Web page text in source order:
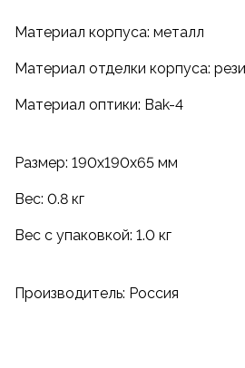
Материал корпуса: металл
Материал отделки корпуса:
Материал оптики: Bak-4
Размер: 190x190x65 мм
Вес: 0.8 кг
Вес с упаковкой: 1.0 кг
Производитель: Россия